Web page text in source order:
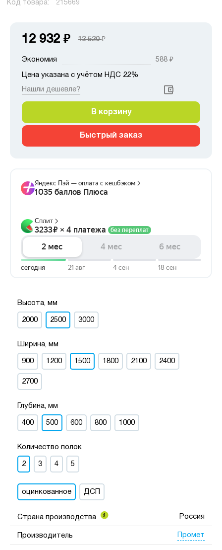
Код товара: 215669
12 932 ₽ 13 520₽
Экономия 588 ₽
Цена указана с учётом НДС 22%
Нашли дешевле?
В корзину
Быстрый заказ
Высота, мм
2000 2500 3000
Ширина, мм
900 1200 1500 1800 2100 2400
2700
Глубина, мм
400 500 600 800 1000
Количество полок
2 3 4 5
оцинкованное ДСП
Страна производства Россия
Производитель Промет